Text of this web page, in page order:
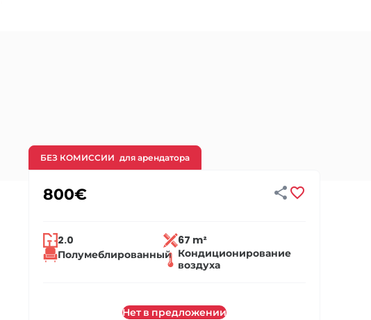
800€  
БЕЗ КОМИССИИ для арендатора
2.0
67 m²
Полумеблированный Кондиционирование
воздуха
Нет в предложении